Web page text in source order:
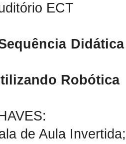
ECT
Robótica
de Aula